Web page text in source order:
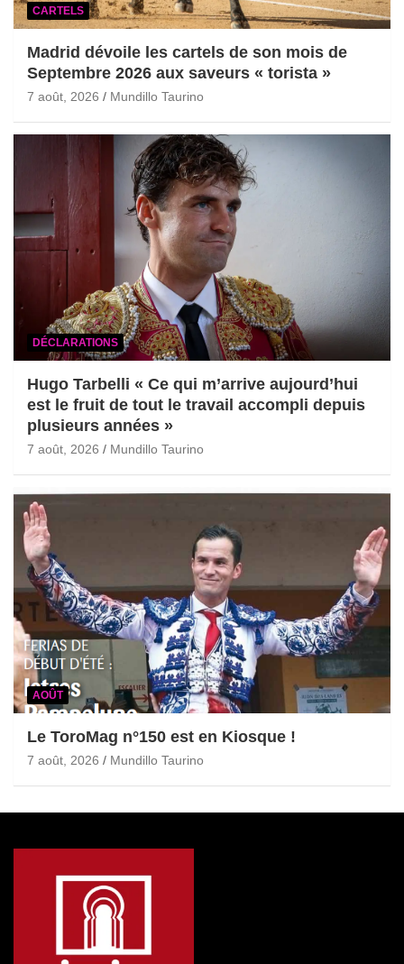
CARTELS
Madrid dévoile les cartels de son mois de
Septembre 2026 aux saveurs « torista »
7 août, 2026 Mundillo Taurino
DÉCLARATIONS
Hugo Tarbelli « Ce qui m’arrive aujourd’hui
est le fruit de tout le travail accompli depuis
plusieurs années »
7 août, 2026 Mundillo Taurino
AOÛT
Le ToroMag n°150 est en Kiosque !
7 août, 2026 Mundillo Taurino